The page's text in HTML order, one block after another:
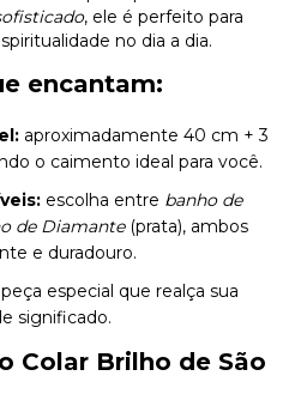
, ele é perfeito para
no dia a dia.
encantam:
aproximadamente 40 cm + 3
o caimento ideal para você.
escolha entre banho de
de Diamante(prata), ambos
e duradouro.
especial que realça sua
significado.
Colar Brilho de São